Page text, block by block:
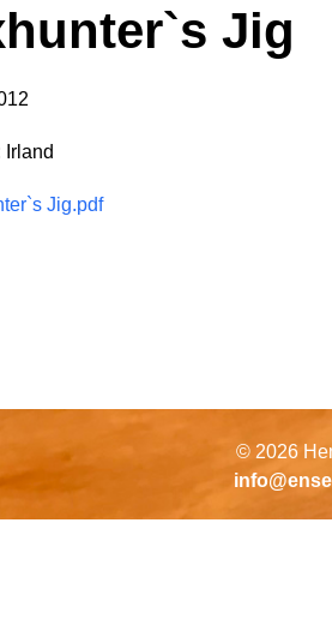
Jig
Irland
Jig.pdf
© 2026